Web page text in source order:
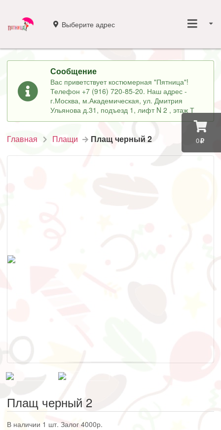
0
Выберите адрес
Сообщение
Вас приветствует костюмерная "Пятница"!
Телефон +7 (916) 720-85-20. Наш адрес -
г.Москва, м.Академическая, ул. Дмитрия
Ульянова д.31, подъезд 1, лифт N 2 , этаж Т
Главная Плащи Плащ черный 2
Плащ черный 2
В наличии 1 шт. Залог 4000р.